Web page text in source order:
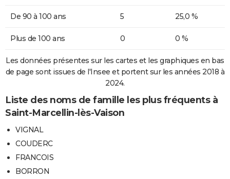
De 90 à 100 ans 5 25,0 %
Plus de 100 ans 0 0 %
Les données présentes sur les cartes et les graphiques en bas
de page sont issues de l'Insee et portent sur les années 2018 à
2024.
Liste des noms de famille les plus fréquents à
Saint-Marcellin-lès-Vaison
VIGNAL
COUDERC
FRANCOIS
BORRON